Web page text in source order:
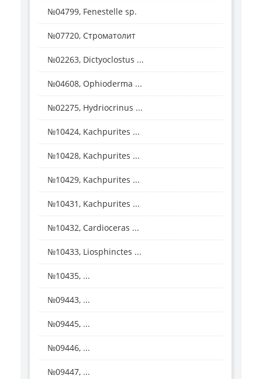
№04799, Fenestelle sp.
№07720, Строматолит
№02263, Dictyoclostus ...
№04608, Ophioderma ...
№02275, Hydriocrinus ...
№10424, Kachpurites ...
№10428, Kachpurites ...
№10429, Kachpurites ...
№10431, Kachpurites ...
№10432, Cardioceras ...
№10433, Liosphinctes ...
№10435, ...
№09443, ...
№09445, ...
№09446, ...
№09447, ...